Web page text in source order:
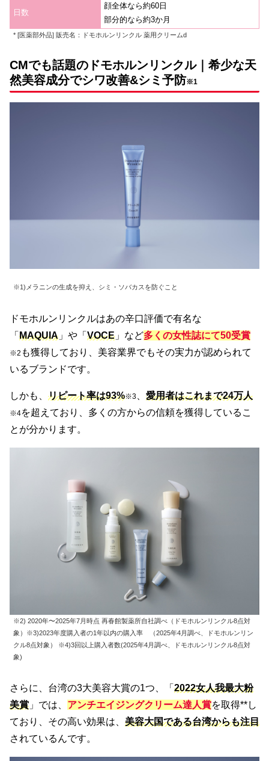
日数
顔全体なら約60日
部分的なら約3か月
* [医薬部外品] 販売名：ドモホルンリンクル 薬用クリームd
CMでも話題のドモホルンリンクル｜希少な天
然美容成分でシワ改善&シミ予防※1
※1)メラニンの生成を抑え、シミ・ソバカスを防ぐこと
ドモホルンリンクルはあの辛口評価で有名な
「 MAQUIA 」や「 VOCE 」など多くの女性誌にて50受賞
※2 も獲得しており、美容業界でもその実力が認められて
いるブランドです。
しかも、 リピート率は93%※3 愛用者はこれまで24万人
※4を超えており、多くの方からの信頼を獲得しているこ
とが分かります。
※2) 2020年〜2025年7月時点 再春館製薬所自社調べ（ドモホルンリンクル8点対
象）※3)2023年度購入者の1年以内の購入率 （2025年4月調べ、ドモホルンリン
クル8点対象） ※4)3回以上購入者数(2025年4月調べ、ドモホルンリンクル8点対
象)
さらに、台湾の3大美容大賞の1つ、「 2022女人我最大粉
美賞 」では、 アンチエイジングクリーム達人賞を取得**し
ており、その高い効果は、 美容大国である台湾からも注目
されているんです。